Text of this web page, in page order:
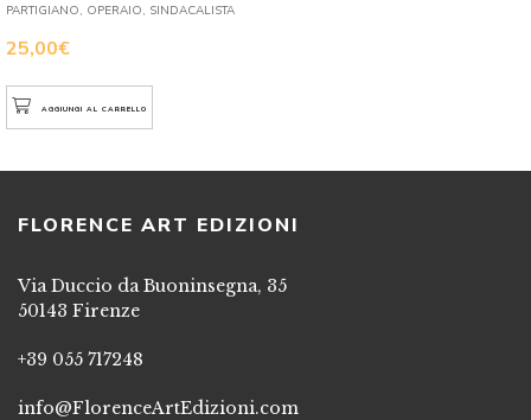
25,00€
PARTIGIANO, OPERAIO, SINDACALISTA
AGGIUNGI AL CARRELLO
FLORENCE ART EDIZIONI
Via Duccio da Buoninsegna, 35
50143 Firenze
+39 055 717248
info@FlorenceArtEdizioni.com